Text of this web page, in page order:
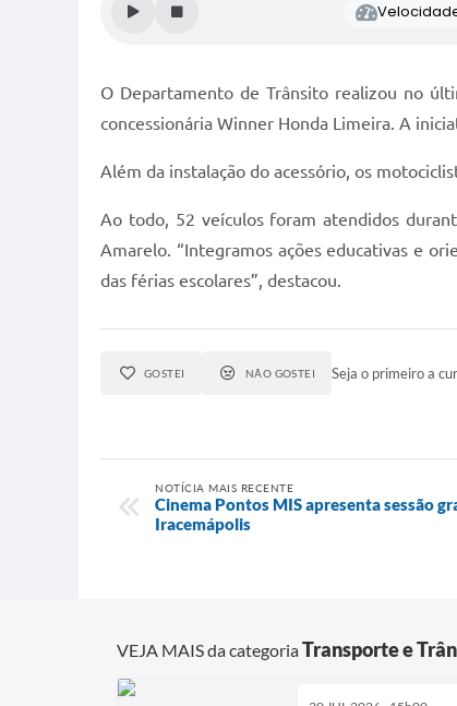
O Departamento de Trânsito realizou no
concessionária Winner Honda Limeira. A
Além da instalação do acessório, os
Ao todo, 52 veículos foram atendidos
Amarelo. “Integramos ações educativas e
das férias escolares”, destacou.
GOSTEI NÃO GOSTEI Seja o primeiro a
NOTÍCIA MAIS RECENTE
Cinema Pontos MIS apresenta sessão
Iracemápolis
VEJA MAIS da categoriaTransporte e